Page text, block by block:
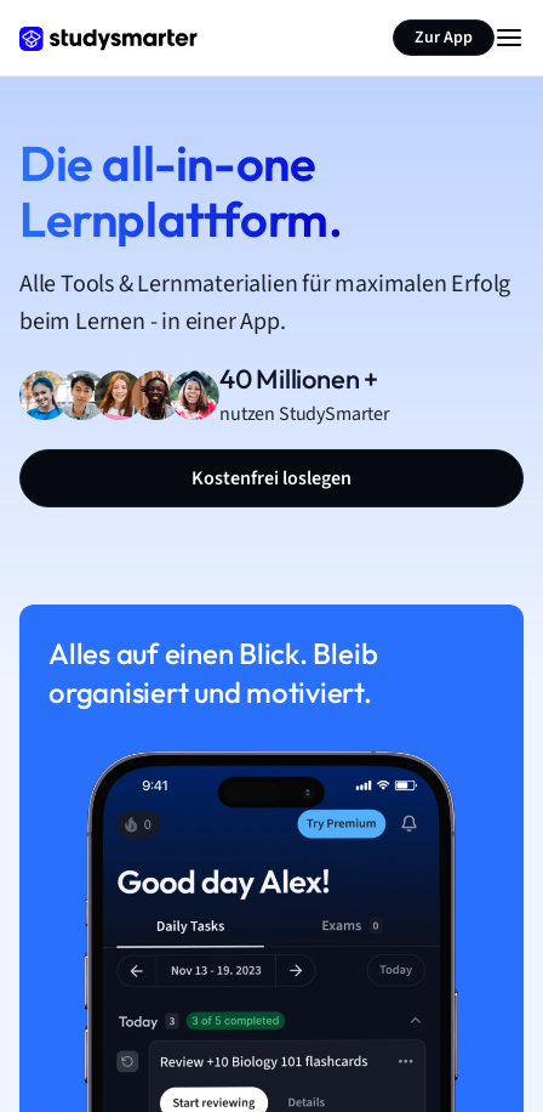
Zur App
Die all-in-one
Lernplattform.
Alle Tools & Lernmaterialien für maximalen Erfolg
beim Lernen - in einer App.
40 Millionen +
nutzen StudySmarter
Kostenfrei loslegen
Alles auf einen Blick. Bleib
organisiert und motiviert.